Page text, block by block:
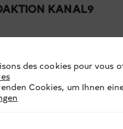
KANAL9
des cookies pour vous
Cookies, um Ihnen